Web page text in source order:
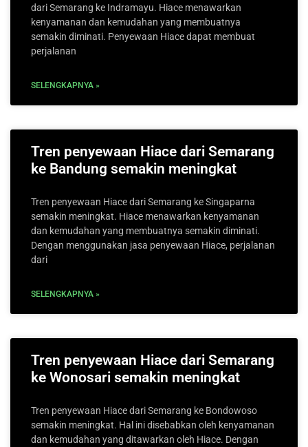
dari Semarang ke Indramayu. Hiace menawarkan
kenyamanan dan kemudahan yang membuatnya
semakin diminati. Penyewaan Hiace dapat membuat
perjalanan
SELENGKAPNYA »
Tren penyewaan Hiace dari Semarang
ke Bandung semakin meningkat
Tren penyewaan Hiace dari Semarang ke Singaparna
semakin meningkat. Hiace menawarkan kenyamanan
dan kemudahan yang membuatnya semakin diminati.
Dengan menggunakan jasa penyewaan Hiace, perjalanan
dari
SELENGKAPNYA »
Tren penyewaan Hiace dari Semarang
ke Wonosari semakin meningkat
Tren penyewaan Hiace dari Semarang ke Bondowoso
semakin meningkat. Hal ini disebabkan oleh kenyamanan
dan kemudahan yang ditawarkan oleh Hiace. Dengan